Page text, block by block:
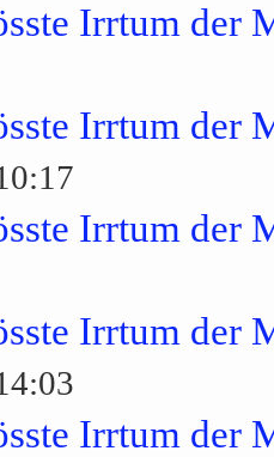
Irrtum der
Irrtum der
Irrtum der
Irrtum der
Irrtum der